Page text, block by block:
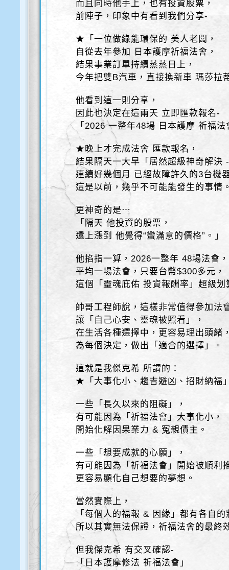
而且同時他手上，也有投資股票，
前陣子，印象中有看到我們分享-
★「一位做綠能環保的 美人老闆，
自從去年參加 日本護摩祈福法會，
結果事業訂單持續蒸蒸日上，
今年把雙B汽車，直接換新車 瑪莎拉
他看到這一則分享，
因此也決定在這兩天 立即匯款報名-
「2026 一整年48場 日本護摩 祈福法
★晚上才完成法會 匯款報名，
結果隔天一大早「居然超級神奇解決
連續好幾個月 已經故障許久的3台機
這是以前，幾乎不可能能發生的事情
更神奇的是⋯
「隔天 他投資的股票，
還上漲到 他覺得“蠻滿意的價格”。」
他掐指一算，2026一整年 48場法會，
平均一場法會，只要台幣$300多元，
這個「靈魂庇佑 投資報酬率」超級划
帥哥工程師說，這樣非常值得參加法
讓「自己心安、靈魂被照看」，
在生活各種選擇中，更容易理出頭緒
為每個決定，做出「適合的選擇」。
這就是我傑克希 所謂的：
★「大事化小、趨吉避凶、招財納福
一些「長久以來的阻礙」，
有可能因為「祈福法會」大事化小，
開始化解因果業力 & 冤親債主。
一些「想要成就的心願」，
有可能因為「祈福法會」開始被順利
更容易顯化自己想要的夢想。
當然實際上，
「每個人的福報 & 因緣」都有各自的
所以其實無法保證，祈福法會的最終
但我傑克希 有交叉確認-
「日本護摩修法 祈福法會」